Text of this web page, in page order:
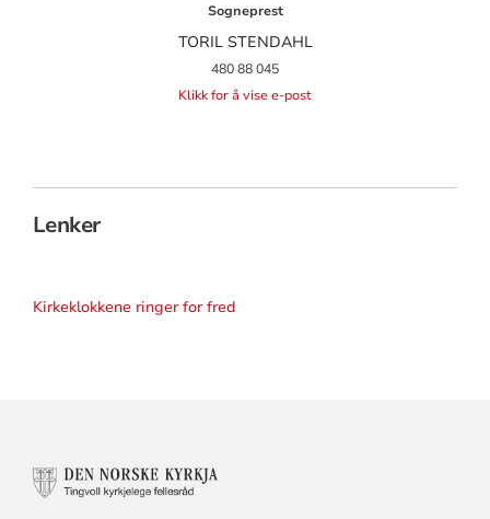
Sogneprest
TORIL STENDAHL
480 88 045
Klikk for å vise e-post
Lenker
Kirkeklokkene ringer for fred